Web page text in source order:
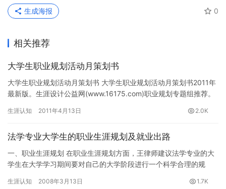
0
生成海报
相关推荐
大学生职业规划活动月策划书
大学生职业规划活动月策划书 大学生职业规划活动月策划书2011年
最新版。生涯设计公益网(www.16175.com)职业规划专题组推荐。
生涯认知 2011年4月13日 2.0K
法学专业大学生的职业生涯规划及就业出路
一、职业生涯规划 在职业生涯规划方面，王律师建议法学专业的大
学生在大学学习期间要对自己的大学阶段进行一个科学合理的规
生就业…
生涯认知 2008年3月13日 1.7K